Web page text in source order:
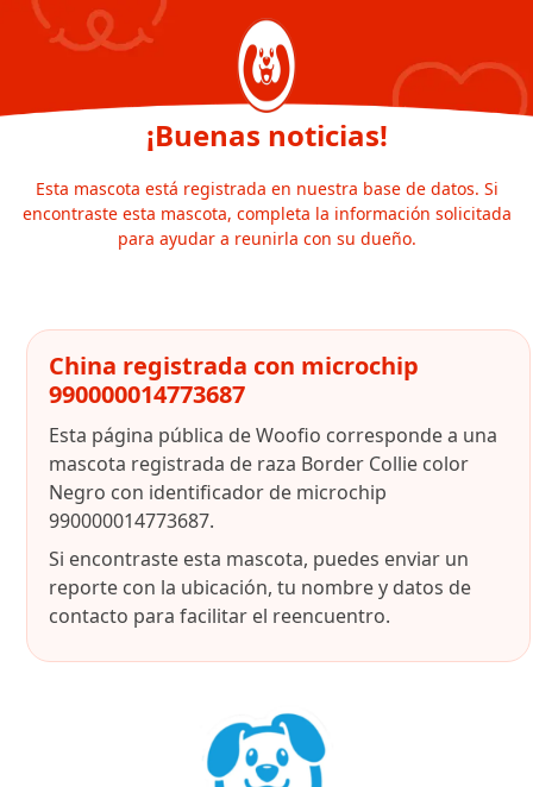
¡Buenas noticias!
Esta mascota está registrada en nuestra base de datos. Si
encontraste esta mascota, completa la información solicitada
para ayudar a reunirla con su dueño.
China registrada con microchip
990000014773687
Esta página pública de Woofio corresponde a una
mascota registrada de raza Border Collie color
Negro con identificador de microchip
990000014773687.
Si encontraste esta mascota, puedes enviar un
reporte con la ubicación, tu nombre y datos de
contacto para facilitar el reencuentro.